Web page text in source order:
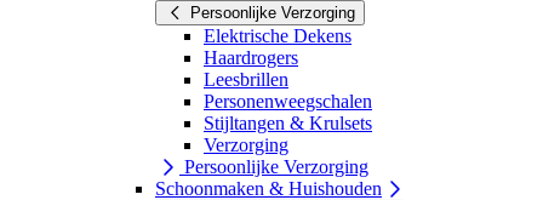
Persoonlijke Verzorging
Elektrische Dekens
Haardrogers
Leesbrillen
Personenweegschalen
Stijltangen & Krulsets
Verzorging
Persoonlijke Verzorging
Schoonmaken & Huishouden